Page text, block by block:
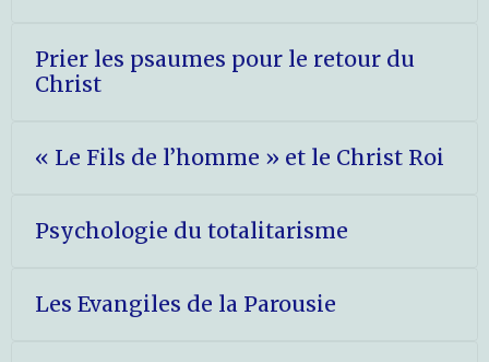
Prier les psaumes pour le retour du
Christ
« Le Fils de l’homme » et le Christ Roi
Psychologie du totalitarisme
Les Evangiles de la Parousie